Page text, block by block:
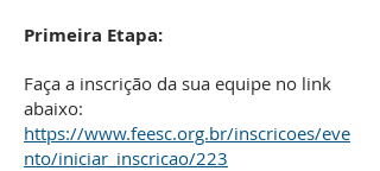
Primeira Etapa:
Faça a inscrição da sua equipe no link
abaixo:
https://www.feesc.org.br/inscricoes/eve
nto/iniciar_inscricao/223